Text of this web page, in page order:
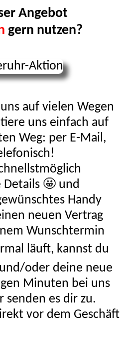
Angebot
gern nutzen?
auf vielen Wegen
uns einfach auf
Weg: per E-Mail,
Details 🤩 und
Handy
neuen Vertrag
Wunschtermin
läuft, kannst du
oder deine neue
Minuten bei uns
senden es dir zu.
vor dem Geschäft